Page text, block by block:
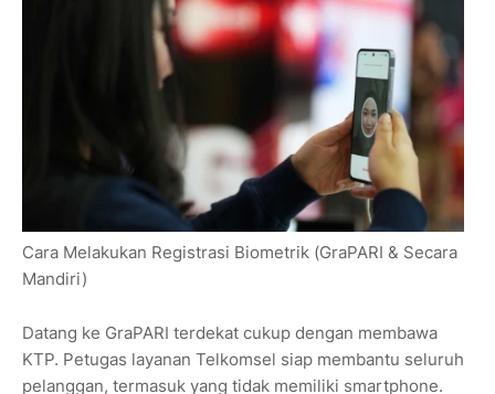
Cara Melakukan Registrasi Biometrik (GraPARI & Secara
Mandiri)
Datang ke GraPARI terdekat cukup dengan membawa
KTP. Petugas layanan Telkomsel siap membantu seluruh
pelanggan, termasuk yang tidak memiliki smartphone.